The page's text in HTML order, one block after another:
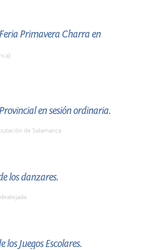
Primavera Charra en
en sesión ordinaria.
de Salamanca
los danzares.
los Juegos Escolares.